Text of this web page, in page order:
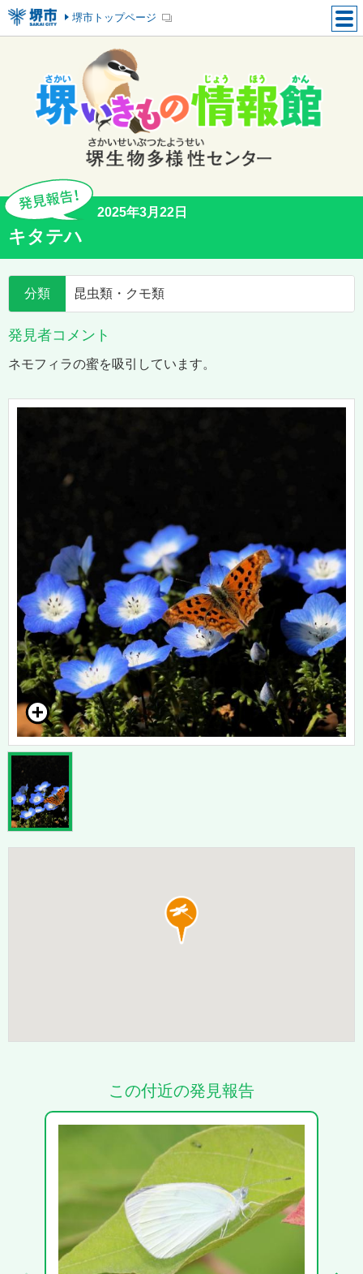
堺市トップページ
2025年3月22日
キタテハ
分類 昆虫類・クモ類
発見者コメント
ネモフィラの蜜を吸引しています。
この付近の発見報告